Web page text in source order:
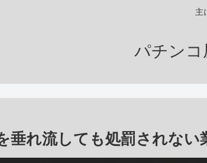
主
パチンコ
垂れ流しても処罰されない